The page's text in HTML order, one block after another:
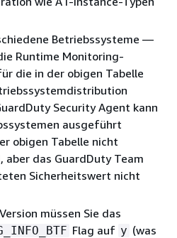
Betriebssysteme —
Runtime Monitoring-
die in der obigen Tabelle
Security Agent kann
ausgeführt
obigen Tabelle nicht
das GuardDuty Team
Sicherheitswert nicht
müssen Sie das
Flag auf y (was